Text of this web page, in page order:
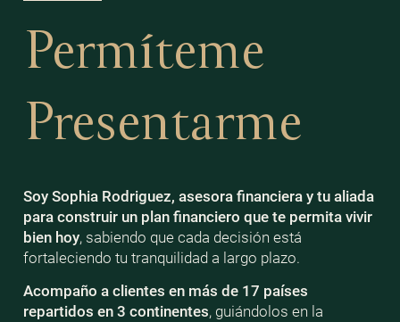
Permíteme
Presentarme
Soy Sophia Rodriguez, asesora financiera y tu aliada
para construir un plan financiero que te permita vivir
bien hoy, sabiendo que cada decisión está
fortaleciendo tu tranquilidad a largo plazo.
Acompaño a clientes en más de 17 países
repartidos en 3 continentes, guiándolos en la